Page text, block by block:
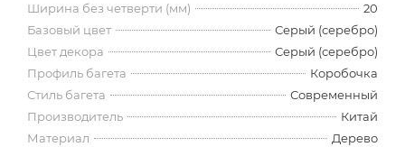
Ширина без четверти (мм)
20
Базовый цвет
Серый (серебро)
Цвет декора
Серый (серебро)
Профиль багета
Коробочка
Стиль багета
Современный
Производитель
Китай
Материал
Дерево